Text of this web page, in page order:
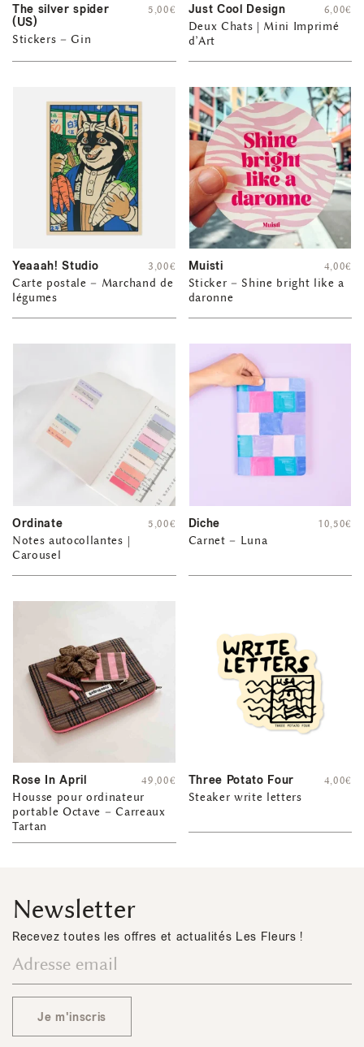
The silver spider
(US)
Stickers – Gin
5,00€ Just Cool Design
Deux Chats | Mini Imprimé
d’Art
6,00€
Yeaaah! Studio
Carte postale – Marchand de
légumes
3,00€ Muisti
Sticker – Shine bright like a
daronne
4,00€
Ordinate
Notes autocollantes |
Carousel
5,00€ Diche
Carnet – Luna
10,50€
Rose In April
Housse pour ordinateur
portable Octave – Carreaux
Tartan
49,00€ Three Potato Four
Steaker write letters
4,00€
Newsletter
Recevez toutes les offres et actualités Les Fleurs !
Je m'inscris